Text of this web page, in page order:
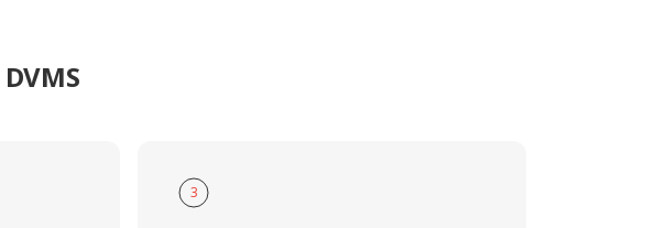
كيفية تحويل HTK إلى DVMS
3